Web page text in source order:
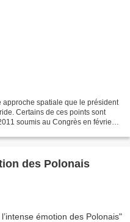
spatiale que le président
Certains de ces points sont
soumis au Congrès en février
des Polonais